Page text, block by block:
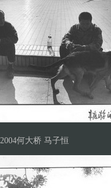
2004何大桥 马子恒